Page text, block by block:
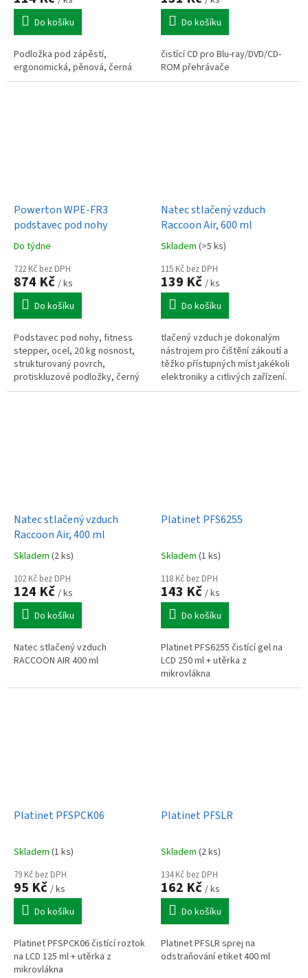
Do košíku
Podložka pod zápěstí,
ergonomická, pěnová, černá
Do košíku
čistící CD pro Blu-ray/DVD/CD-
ROM přehrávače
Powerton WPE-FR3
podstavec pod nohy
Do týdne
722 Kč bez DPH
874 Kč / ks
Do košíku
Podstavec pod nohy, fitness
stepper, ocel, 20 kg nosnost,
strukturovaný povrch,
protiskluzové podložky, černý
Natec stlačený vzduch
Raccoon Air, 600 ml
Skladem (>5 ks)
115 Kč bez DPH
139 Kč / ks
Do košíku
tlačený vzduch je dokonalým
nástrojem pro čištění zákoutí a
těžko přístupných míst jakékoli
elektroniky a citlivých zařízení.
Vysokotlaký plyn odstraňuje
Natec stlačený vzduch
Raccoon Air, 400 ml
Skladem (2 ks)
102 Kč bez DPH
124 Kč / ks
Do košíku
Natec stlačený vzduch
RACCOON AIR 400 ml
Platinet PFS6255
Skladem (1 ks)
118 Kč bez DPH
143 Kč / ks
Do košíku
Platinet PFS6255 čistící gel na
LCD 250 ml + utěrka z
mikrovlákna
Platinet PFSPCK06
Skladem (1 ks)
79 Kč bez DPH
95 Kč / ks
Do košíku
Platinet PFSPCK06 čistící roztok
na LCD 125 ml + utěrka z
mikrovlákna
Platinet PFSLR
Skladem (2 ks)
134 Kč bez DPH
162 Kč / ks
Do košíku
Platinet PFSLR sprej na
odstraňování etiket 400 ml